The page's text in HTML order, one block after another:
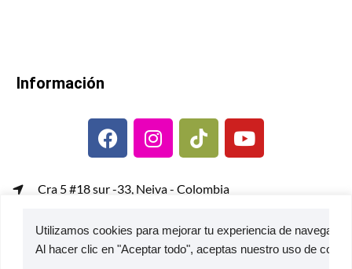
Utilizamos cookies para mejorar tu experiencia de
Información
Cra 5 #18 sur -33, Neiva - Colombia
Atención al usuario | PQRS